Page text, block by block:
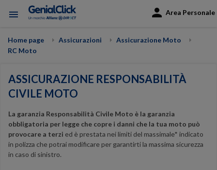
Area Personale
menu
Home page Assicurazioni
Assicurazione Moto
RC Moto
ASSICURAZIONE RESPONSABILITÀ
CIVILE MOTO
La garanzia Responsabilità Civile Moto è la garanzia
obbligatoria per legge che copre i danni che la tua moto può
provocare a terzi ed è prestata nei limiti del massimale* indicato
in polizza che potrai modificare per garantirti la massima sicurezza
in caso di sinistro.